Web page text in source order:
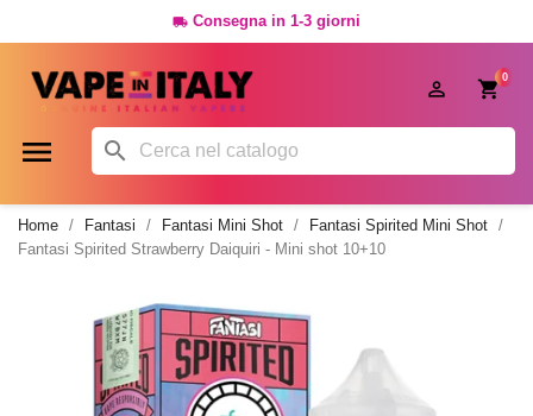
 Consegna in 1-3 giorni
0

 
Home Fantasi Fantasi Mini Shot
Fantasi Spirited Mini Shot
Fantasi Spirited Strawberry Daiquiri - Mini shot 10+10